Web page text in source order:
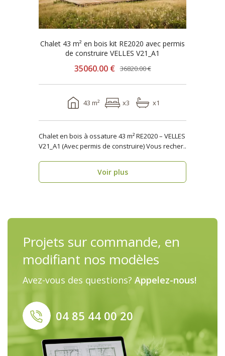
Chalet 43 m² en bois kit RE2020 avec permis
de construire VELLES V21_A1
35060.00 € 36820.00 €
43 m² x3 x1
Chalet en bois à ossature 43 m² RE2020 – VELLES
V21_A1 (Avec permis de construire) Vous recher..
Voir plus
Projets sur commande, en
modifiant nos modèles
Avez-vous des questions? Appelez-nous!
04 85 44 00 20